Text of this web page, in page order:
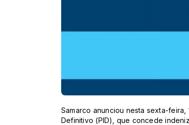
Samarco anunciou nesta sexta-
Definitivo (PID), que concede